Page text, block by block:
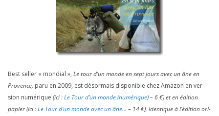
Best sel­ler « mon­dial », Le tour d’un monde en sept jours avec un âne en
Provence, paru en 2009, est désor­mais dis­po­nible chez Amazon en ver­
sion numé­rique (ici :Le Tour d’un monde (numé­rique)–6€) et en édi­tion
papier (ici :Le Tour d’un monde avec un âne… – 14€), iden­tique à l’é­di­tion ori­